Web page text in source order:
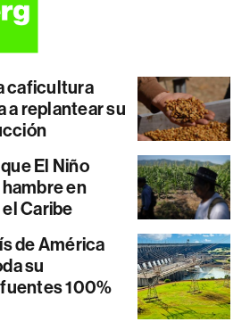
caficultura
a replantear su
El Niño
en
Caribe
de América
su
100%